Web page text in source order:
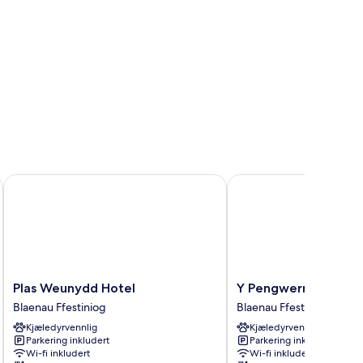
Plas
Weunydd
Hotel
Blaenau
Ffestiniog
Plas Weunydd Hotel
Blaenau Ffestiniog
Kjæledyrvennlig
Parkering inkludert
Wi-fi inkludert
Plas Weunydd Hotel
Y
Pengwern
Blaenau
Ffestiniog
Y Pengwern
Blaenau Ffestiniog
Kjæledyrvennlig
Parkering inkludert
Wi-fi inkludert
Y Pengwern